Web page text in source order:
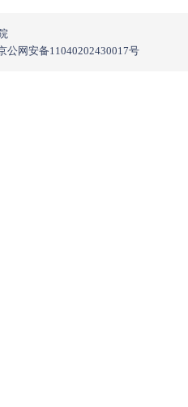
公网安备11040202430017号